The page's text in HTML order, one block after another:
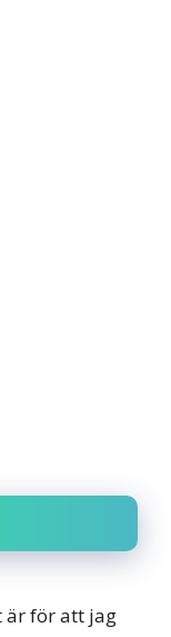
är för att jag